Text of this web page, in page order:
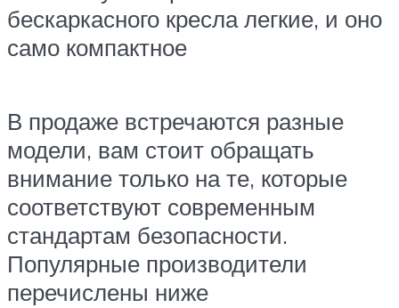
бескаркасного кресла легкие, и оно
само компактное
В продаже встречаются разные
модели, вам стоит обращать
внимание только на те, которые
соответствуют современным
стандартам безопасности.
Популярные производители
перечислены ниже